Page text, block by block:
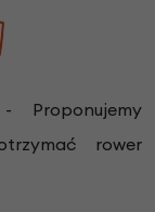
Proponujemy
rower